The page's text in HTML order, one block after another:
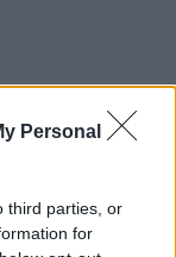
Personal
third parties, or
for